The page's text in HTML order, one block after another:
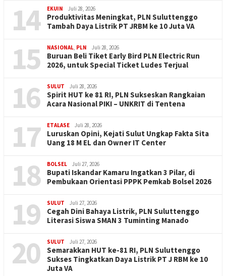
14 EKUIN Juli 28, 2026
Produktivitas Meningkat, PLN Suluttenggo
Tambah Daya Listrik PT JRBM ke 10 Juta VA
15 NASIONAL, PLN Juli 28, 2026
Buruan Beli Tiket Early Bird PLN Electric Run
2026, untuk Special Ticket Ludes Terjual
16 SULUT Juli 28, 2026
Spirit HUT ke 81 RI, PLN Sukseskan Rangkaian
Acara Nasional PIKI – UNKRIT di Tentena
17 ETALASE Juli 28, 2026
Luruskan Opini, Kejati Sulut Ungkap Fakta Sita
Uang 18 M EL dan Owner IT Center
18 BOLSEL Juli 27, 2026
Bupati Iskandar Kamaru Ingatkan 3 Pilar, di
Pembukaan Orientasi PPPK Pemkab Bolsel 2026
19 SULUT Juli 27, 2026
Cegah Dini Bahaya Listrik, PLN Suluttenggo
Literasi Siswa SMAN 3 Tuminting Manado
20 SULUT Juli 27, 2026
Semarakkan HUT ke-81 RI, PLN Suluttenggo
Sukses Tingkatkan Daya Listrik PT J RBM ke 10
Juta VA